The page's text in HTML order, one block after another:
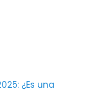
¿Es una